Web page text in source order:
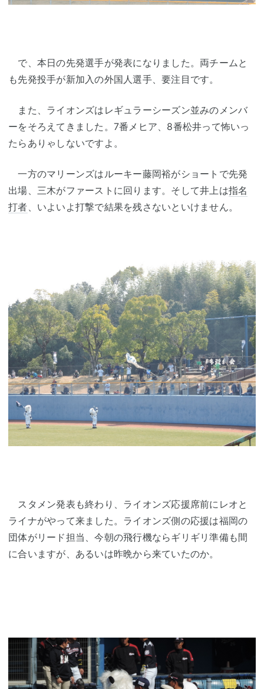
で、本日の先発選手が発表になりました。両チームと
も先発投手が新加入の外国人選手、要注目です。
また、ライオンズはレギュラーシーズン並みのメンバ
ーをそろえてきました。7番メヒア、8番松井って怖いっ
たらありゃしないですよ。
一方のマリーンズはルーキー藤岡裕がショートで先発
出場、三木がファーストに回ります。そして井上は指名
打者、いよいよ打撃で結果を残さないといけません。
スタメン発表も終わり、ライオンズ応援席前にレオと
ライナがやって来ました。ライオンズ側の応援は福岡の
団体がリード担当、今朝の飛行機ならギリギリ準備も間
に合いますが、あるいは昨晩から来ていたのか。